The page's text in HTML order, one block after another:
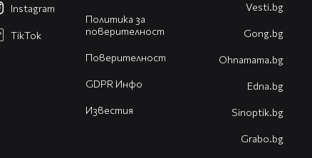
Политика за
поверителност
Поверителност
GDPR Инфо
Известия
Instagram
TikTok
Vesti.bg
Gong.bg
Оhnamama.bg
Edna.bg
Sinoptik.bg
Grabo.bg